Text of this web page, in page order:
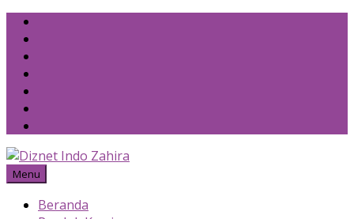
Skip
content
Menu
Beranda